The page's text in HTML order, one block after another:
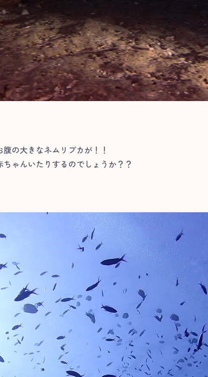
の大きなネムリブカが！！
ゃんいたりするのでしょうか？？